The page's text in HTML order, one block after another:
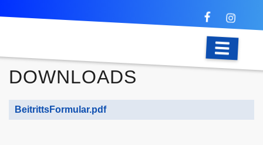
DOWNLOADS
BeitrittsFormular.pdf